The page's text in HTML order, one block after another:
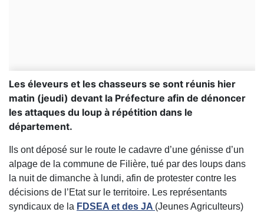
Les éleveurs et les chasseurs se sont réunis hier
matin (jeudi) devant la Préfecture afin de dénoncer
les attaques du loup à répétition dans le
département.
Ils ont déposé sur le route le cadavre d’une génisse d’un
alpage de la commune de Filière, tué par des loups dans
la nuit de dimanche à lundi, afin de protester contre les
décisions de l’Etat sur le territoire. Les représentants
syndicaux de la FDSEA et des JA (Jeunes Agriculteurs)